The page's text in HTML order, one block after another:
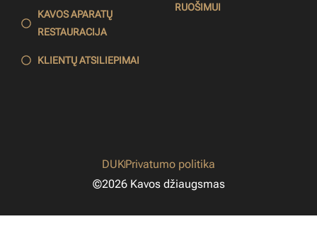
KAVOS APARATŲ
RESTAURACIJA
KLIENTŲ ATSILIEPIMAI
RUOŠIMUI
DUKPrivatumo politika
©2026 Kavos džiaugsmas